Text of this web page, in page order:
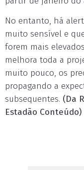
No entanto, há
muito sensível e
forem mais
melhora toda a
muito pouco, os
propagando a
subsequentes. (Da
Estadão Conteúdo)